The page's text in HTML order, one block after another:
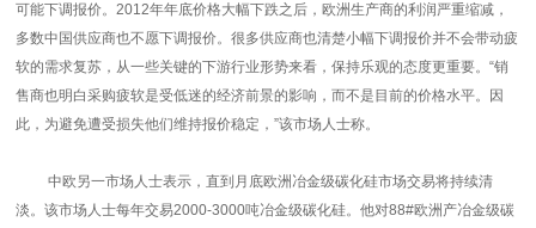
可能下调报价。2012年年底价格大幅下跌之后，欧洲生产商的利润严重缩减，
多数中国供应商也不愿下调报价。很多供应商也清楚小幅下调报价并不会带动疲
软的需求复苏，从一些关键的下游行业形势来看，保持乐观的态度更重要。“销
售商也明白采购疲软是受低迷的经济前景的影响，而不是目前的价格水平。因
此，为避免遭受损失他们维持报价稳定，”该市场人士称。
中欧另一市场人士表示，直到月底欧洲冶金级碳化硅市场交易将持续清
淡。该市场人士每年交易2000-3000吨冶金级碳化硅。他对88#欧洲产冶金级碳